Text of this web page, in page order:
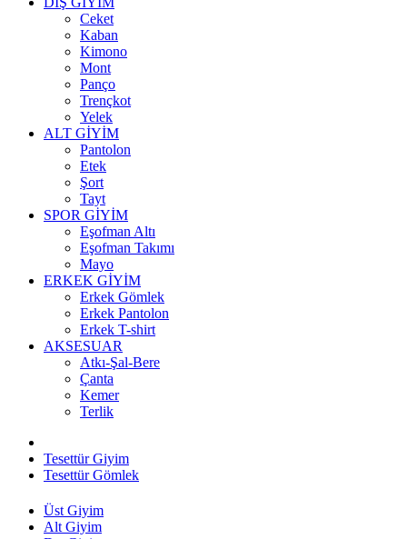
Ceket
Kaban
Kimono
Mont
Panço
Trençkot
Yelek
ALT GİYİM
Pantolon
Etek
Şort
Tayt
SPOR GİYİM
Eşofman Altı
Eşofman Takımı
Mayo
ERKEK GİYİM
Erkek Gömlek
Erkek Pantolon
Erkek T-shirt
AKSESUAR
Atkı-Şal-Bere
Çanta
Kemer
Terlik
Tesettür Giyim
Tesettür Gömlek
Üst Giyim
Alt Giyim